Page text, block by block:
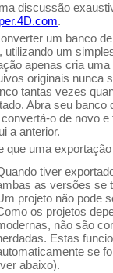
discussão
.
um banco
utilizando um
apenas cria
originais nunca
tantas vezes
Abra seu banco
o de novo
a anterior.
que uma
tiver
as versões se
projeto não pode
os projetos
não são
Estas
se
abaixo).